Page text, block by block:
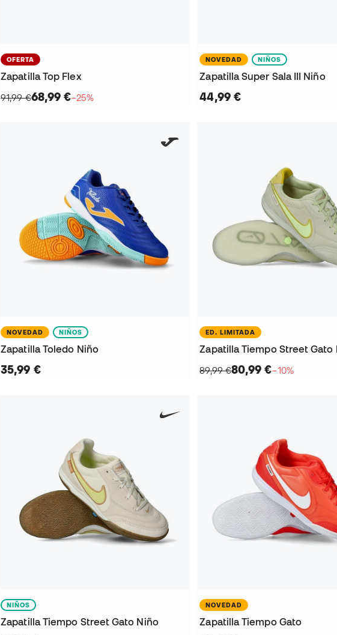
OFERTA
Zapatilla Top Flex
91,99 €68,99 €−25%
NOVEDAD NIÑOS
Zapatilla Super Sala III Niño
44,99 €
NOVEDAD NIÑOS
Zapatilla Toledo Niño
35,99 €
ED. LIMITADA
Zapatilla Tiempo Street Gato
89,99 €80,99 €−10%
NIÑOS
Zapatilla Tiempo Street Gato Niño
NOVEDAD
Zapatilla Tiempo Gato